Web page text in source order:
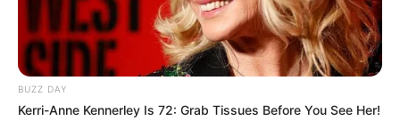
BUZZ DAY
Kerri-Anne Kennerley Is 72: Grab Tissues Before You See Her!